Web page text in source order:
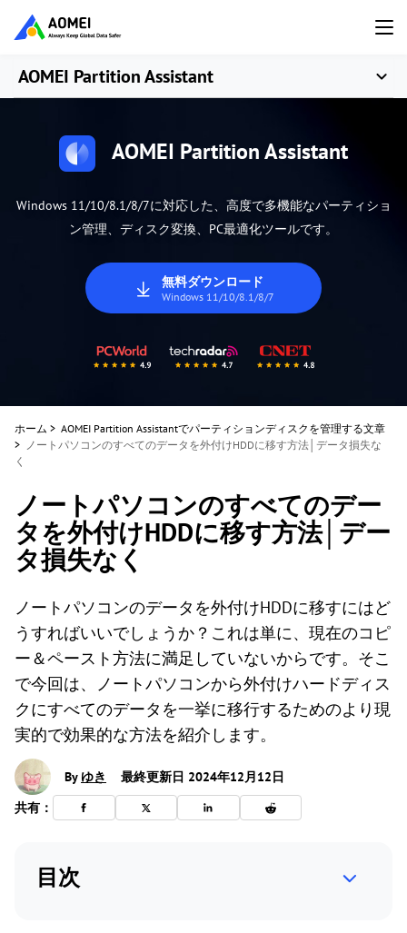
AOMEI Partition Assistant
AOMEI Partition Assistant
Windows 11/10/8.1/8/7に対応した、高度で多機能なパーティショ
ン管理、ディスク変換、PC最適化ツールです。
無料ダウンロード
Windows 11/10/8.1/8/7
ホーム > AOMEI Partition Assistantでパーティションディスクを管理する文章
> ノートパソコンのすべてのデータを外付けHDDに移す方法│データ損失な
く
ノートパソコンのすべてのデー
タを外付けHDDに移す方法│デー
タ損失なく
ノートパソコンのデータを外付けHDDに移すにはど
うすればいいでしょうか？これは単に、現在のコピ
ー＆ペースト方法に満足していないからです。そこ
で今回は、ノートパソコンから外付けハードディス
クにすべてのデータを一挙に移行するためのより現
実的で効果的な方法を紹介します。
By ゆき
最終更新日 2024年12月12日
共有：
目次